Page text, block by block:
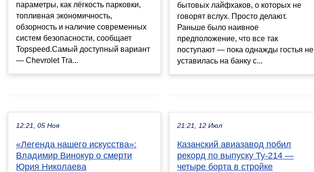
параметры, как лёгкость парковки,
топливная экономичность,
обзорность и наличие современных
систем безопасности, сообщает
Topspeed.Самый доступный вариант
— Chevrolet Tra...
бытовых лайфхаков, о которых не
говорят вслух. Просто делают.
Раньше было наивное
предположение, что все так
поступают — пока однажды гостья не
уставилась на банку с...
12:21, 05 Ноя
«Легенда нашего искусства»:
Владимир Винокур о смерти
Юрия Николаева
21:21, 12 Июл
Казанский авиазавод побил
рекорд по выпуску Ту-214 —
четыре борта в стройке